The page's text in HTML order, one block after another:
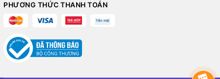
PHƯƠNG THỨC THANH TOÁN